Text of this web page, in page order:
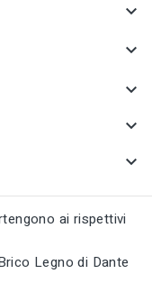





ai rispettivi
Legno di Dante